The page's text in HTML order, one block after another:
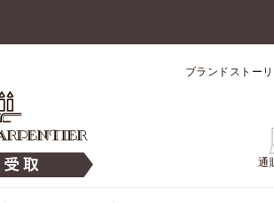
ブランドストー
通